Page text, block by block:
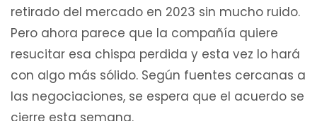
retirado del mercado en 2023 sin mucho ruido.
Pero ahora parece que la compañía quiere
resucitar esa chispa perdida y esta vez lo hará
con algo más sólido. Según fuentes cercanas a
las negociaciones, se espera que el acuerdo se
cierre esta semana.